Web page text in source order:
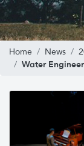
Home News
Water